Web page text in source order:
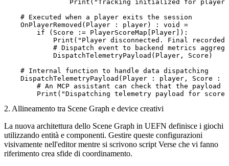
Print("Tracking initialized for
    # Executed when a player exits the session
    OnPlayerRemoved(Player : player) : void =
        if (Score := PlayerScoreMap[Player]):
Print("Player disconnected. Final recorded
# Dispatch event to backend metrics
            DispatchTelemetryPayload(Player, Score)
    # Internal function to handle data dispatching
DispatchTelemetryPayload(Player : player, Score :
# An MCP assistant can check that the payload
2. Allineamento tra Scene Graph e device creativi
La nuova architettura dello Scene Graph in UEFN definisce i giochi
utilizzando entità e componenti. Gestire queste configurazioni
visivamente nell'editor mentre si scrivono script Verse che vi fanno
riferimento crea sfide di coordinamento.